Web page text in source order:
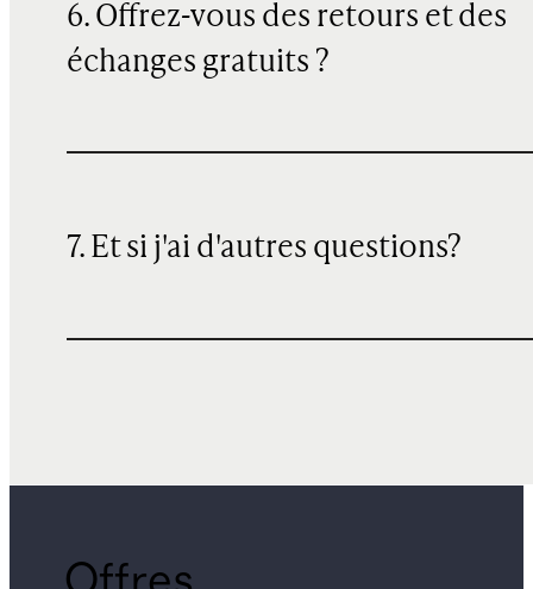
6. Offrez-vous des retours et des
échanges gratuits ?
7. Et si j'ai d'autres questions?